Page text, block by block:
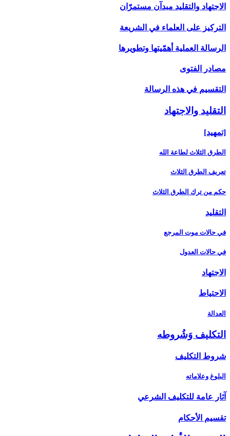
الاجتهاد والتقليد مبدآن مستمرّان
التركيز على العلماء في الشريعة
الرسالة العملية أهمّيتها وتطويرها
مصادر الفتوى
التقسيم في هذه الرسالة
التقليد والاجتهاد
[تمهيد]
الطرق الثلاث لطاعة الله
تعريف الطرق الثلاث
حكم من ترك الطرق الثلاث
التقليد
في حالات موت المرجع
في حالات العدول
الاجتهاد
الاحتياط
العدالة
التكليف وَشُروطه‏
شروط التكليف‏
البلوغ وعلاماته
آثار عامة للتكليف الشرعي‏
تقسيم الأحكام‏